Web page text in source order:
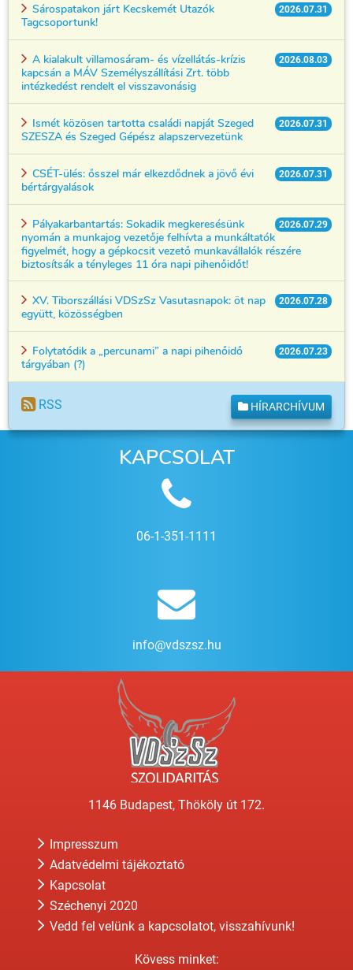
2026.07.31
Sárospatakon járt Kecskemét Utazók
Tagcsoportunk!
2026.08.03
A kialakult villamosáram- és vízellátás-krízis
kapcsán a MÁV Személyszállítási Zrt. több
intézkedést rendelt el visszavonásig
2026.07.31
Ismét közösen tartotta családi napját Szeged
SZESZA és Szeged Gépész alapszervezetünk
2026.07.31
CSÉT-ülés: ősszel már elkezdődnek a jövő évi
bértárgyalások
2026.07.29
Pályakarbantartás: Sokadik megkeresésünk
nyomán a munkajog vezetője felhívta a munkáltatók
figyelmét, hogy a gépkocsit vezető munkavállalók részére
biztosítsák a tényleges 11 óra napi pihenőidőt!
2026.07.28
XV. Tiborszállási VDSzSz Vasutasnapok: öt nap
együtt, közösségben
2026.07.23
Folytatódik a „percunami” a napi pihenőidő
tárgyában (?)
RSS HÍRARCHÍVUM
KAPCSOLAT
06-1-351-1111
info@vdszsz.hu
1146 Budapest, Thököly út 172.
Impresszum
Adatvédelmi tájékoztató
Kapcsolat
Széchenyi 2020
Vedd fel velünk a kapcsolatot, visszahívunk!
Kövess minket: